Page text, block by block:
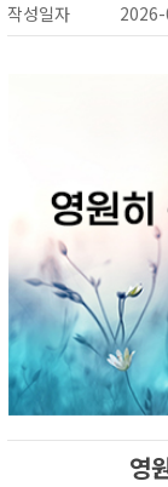
작성일자
영